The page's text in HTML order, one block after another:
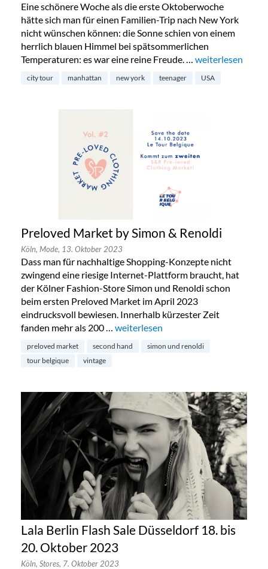
Eine schönere Woche als die erste Oktoberwoche
hätte sich man für einen Familien-Trip nach New York
nicht wünschen können: die Sonne schien von einem
herrlich blauen Himmel bei spätsommerlichen
Temperaturen: es war eine reine Freude. … „New York mit
weiterlesen
city tour manhattan new york teenager USA
Preloved Market by Simon & Renoldi
Köln, Mode, 13. Oktober 2023
Dass man für nachhaltige Shopping-Konzepte nicht
zwingend eine riesige Internet-Plattform braucht, hat
der Kölner Fashion-Store Simon und Renoldi schon
beim ersten Preloved Market im April 2023
eindrucksvoll bewiesen. Innerhalb kürzester Zeit
fanden mehr als 200 … „Preloved Market by Simon &
weiterlesen
preloved market second hand
simon und renoldi
tour belgique
vintage
Lala Berlin Flash Sale Düsseldorf 18. bis
20. Oktober 2023
Köln, Stores, 7. Oktober 2023